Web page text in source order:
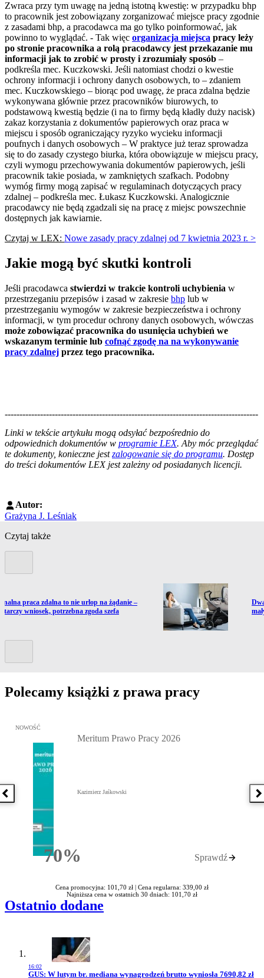
Zwraca przy tym uwagę na jedną istotną kwestię: w przypadku bhp
to pracownik jest zobowiązany zorganizować miejsce pracy zgodnie
z zasadami bhp, a pracodawca ma go tylko poinformować, jak
powinno to wyglądać. - Tak więc organizacja miejsca pracy leży
po stronie pracownika a rolą pracodawcy jest przekazanie mu
informacji jak to zrobić w prosty i zrozumiały sposób –
podkreśla mec. Kuczkowski. Jeśli natomiast chodzi o kwestie
ochrony informacji i ochrony danych osobowych, to – zdaniem
mec. Kuczkowskiego – biorąc pod uwagę, że praca zdalna będzie
wykonywana głównie przez pracowników biurowych, to
podstawową kwestią będzie (i na to firmy będą kładły duży nacisk)
zakaz korzystania z dokumentów papierowych oraz praca w
miejscu i sposób ograniczający ryzyko wycieku informacji
poufnych i danych osobowych – W praktyce już teraz sprowadza
się to do zasady czystego biurka, która obowiązuje w miejscu pracy,
czyli wymogu przechowywania dokumentów papierowych, jeśli
pracownik takie posiada, w zamkniętych szafkach. Podobny
wymóg firmy mogą zapisać w regulaminach dotyczących pracy
zdalnej – podkreśla mec. Łukasz Kuczkowski. Analogicznie
pracodawcy nie będą zgadzali się na pracę z miejsc powszechnie
dostępnych jak kawiarnie.
Czytaj w LEX: Nowe zasady pracy zdalnej od 7 kwietnia 2023 r. >
Jakie mogą być skutki kontroli
Jeśli pracodawca stwierdzi w trakcie kontroli uchybienia w
przestrzeganiu przepisów i zasad w zakresie bhp lub w
przestrzeganiu wymogów w zakresie bezpieczeństwa i ochrony
informacji, w tym procedur ochrony danych osobowych, wówczas
może zobowiązać pracownika do usunięcia uchybień we
wskazanym terminie lub cofnąć zgodę na na wykonywanie
pracy zdalnej przez tego pracownika.
--------------------------------------------------------------------------------------
Linki w tekście artykułu mogą odsyłać bezpośrednio do
odpowiednich dokumentów w programie LEX. Aby móc przeglądać
te dokumenty, konieczne jestzalogowanie się do programu. Dostęp
do treści dokumentów LEX jest zależny od posiadanych licencji.
Autor:
Grażyna J. Leśniak
Czytaj także
do artykułu:
praca zdalna to nie urlop na żądanie –
wniosek, potrzebna zgoda szefa
Polecamy książki z prawa pracy
Poprzednia książka
Przejdź do: Meritum Prawo Pracy 2026, Kazimierz Jaśkowski -
NOWOŚĆ
70%Rabatu
Meritum Prawo Pracy 2026
Kazimierz Jaśkowski
Sprawdź
Cena promocyjna: 101,70 zł | Cena regularna: 339,00 zł
Najniższa cena w ostatnich 30 dniach: 101,70 zł
Ostatnio dodane
16:02
Przejdź do artykułu:
GUS: W lutym br. mediana wynagrodzeń brutto wyniosła 7690,82 zł